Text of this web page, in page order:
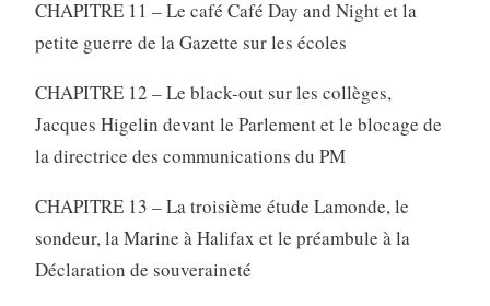
CHAPITRE 11 – Le café Café Day and Night et la
petite guerre de la Gazette sur les écoles
CHAPITRE 12 – Le black-out sur les collèges,
Jacques Higelin devant le Parlement et le blocage de
la directrice des communications du PM
CHAPITRE 13 – La troisième étude Lamonde, le
sondeur, la Marine à Halifax et le préambule à la
Déclaration de souveraineté